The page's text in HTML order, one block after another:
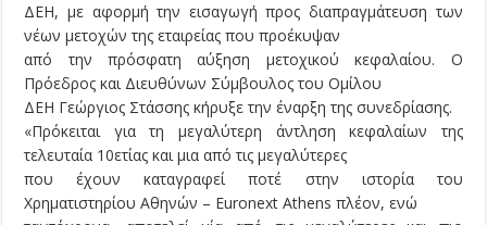
ΔΕΗ, με αφορμή την εισαγωγή προς διαπραγμάτευση των
νέων μετοχών της εταιρείας που προέκυψαν
από την πρόσφατη αύξηση μετοχικού κεφαλαίου. Ο
Πρόεδρος και Διευθύνων Σύμβουλος του Ομίλου
ΔΕΗ Γεώργιος Στάσσης κήρυξε την έναρξη της συνεδρίασης.
«Πρόκειται για τη μεγαλύτερη άντληση κεφαλαίων της
τελευταία 10ετίας και μια από τις μεγαλύτερες
που έχουν καταγραφεί ποτέ στην ιστορία του
Χρηματιστηρίου Αθηνών – Euronext Athens πλέον, ενώ